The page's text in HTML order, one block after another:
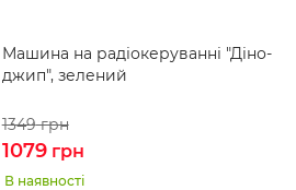
Машина на радіокеруванні "Діно-
джип", зелений
1349грн
1079грн
В наявності